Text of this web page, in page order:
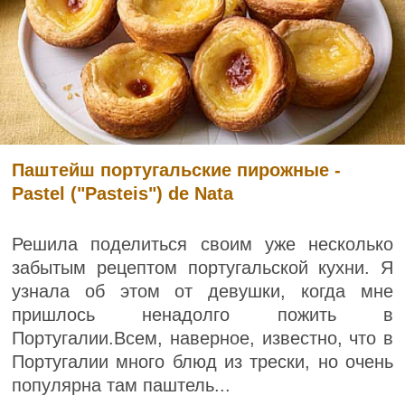
Паштейш португальские пирожные -
Pastel ("Pasteis") de Nata
Решила поделиться своим уже несколько
забытым рецептом португальской кухни. Я
узнала об этом от девушки, когда мне
пришлось ненадолго пожить в
Португалии.Всем, наверное, известно, что в
Португалии много блюд из трески, но очень
популярна там паштель...